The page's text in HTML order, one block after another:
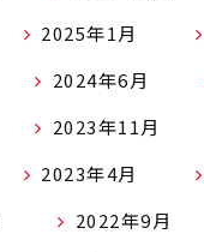
2025年1月
2024年6月
2023年11月
2023年4月
2022年9月